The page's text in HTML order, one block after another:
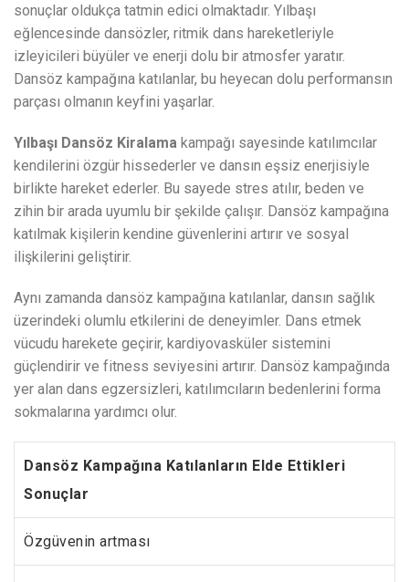
sonuçlar oldukça tatmin edici olmaktadır. Yılbaşı
eğlencesinde dansözler, ritmik dans hareketleriyle
izleyicileri büyüler ve enerji dolu bir atmosfer yaratır.
Dansöz kampağına katılanlar, bu heyecan dolu performansın
parçası olmanın keyfini yaşarlar.
Yılbaşı Dansöz Kiralama kampağı sayesinde katılımcılar
kendilerini özgür hissederler ve dansın eşsiz enerjisiyle
birlikte hareket ederler. Bu sayede stres atılır, beden ve
zihin bir arada uyumlu bir şekilde çalışır. Dansöz kampağına
katılmak kişilerin kendine güvenlerini artırır ve sosyal
ilişkilerini geliştirir.
Aynı zamanda dansöz kampağına katılanlar, dansın sağlık
üzerindeki olumlu etkilerini de deneyimler. Dans etmek
vücudu harekete geçirir, kardiyovasküler sistemini
güçlendirir ve fitness seviyesini artırır. Dansöz kampağında
yer alan dans egzersizleri, katılımcıların bedenlerini forma
sokmalarına yardımcı olur.
Dansöz Kampağına Katılanların Elde Ettikleri
Sonuçlar
Özgüvenin artması